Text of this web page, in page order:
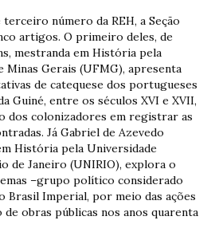
número da REH, a Seção
artigos. O primeiro deles, de
mestranda em História pela
Minas Gerais (UFMG), apresenta
de catequese dos portugueses
Guiné, entre os séculos XVI e XVII,
dos colonizadores em registrar as
Já Gabriel de Azevedo
História pela Universidade
de Janeiro (UNIRIO), explora o
–grupo político considerado
Brasil Imperial, por meio das ações
de obras públicas nos anos quarenta